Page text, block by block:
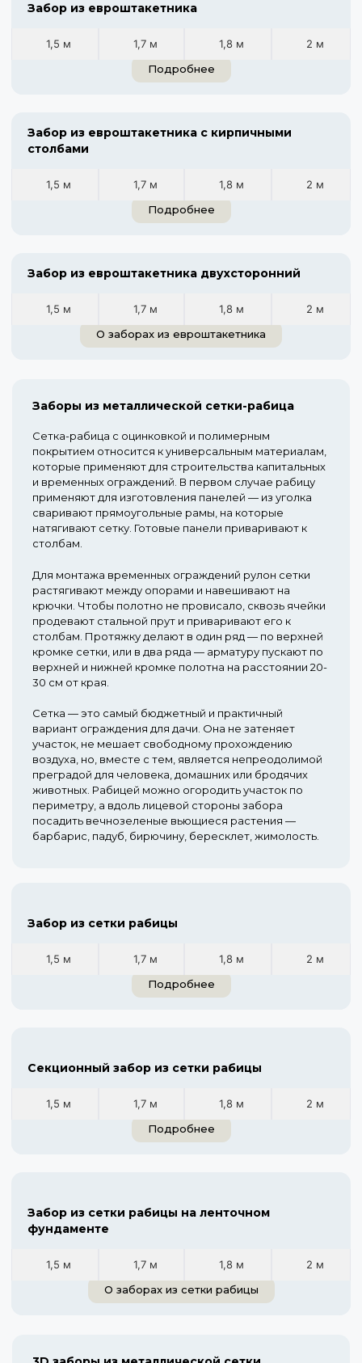
Забор из евроштакетника
1,5 м 1,7 м 1,8 м
2 м
Подробнее
Забор из евроштакетника с кирпичными
столбами
1,5 м 1,7 м 1,8 м
2 м
Подробнее
Забор из евроштакетника двухсторонний
1,5 м 1,7 м 1,8 м
2 м
О заборах из евроштакетника
Заборы из металлической сетки-рабица
Сетка-рабица с оцинковкой и полимерным
покрытием относится к универсальным материалам,
которые применяют для строительства капитальных
и временных ограждений. В первом случае рабицу
применяют для изготовления панелей — из уголка
сваривают прямоугольные рамы, на которые
натягивают сетку. Готовые панели приваривают к
столбам.
Для монтажа временных ограждений рулон сетки
растягивают между опорами и навешивают на
крючки. Чтобы полотно не провисало, сквозь ячейки
продевают стальной прут и приваривают его к
столбам. Протяжку делают в один ряд — по верхней
кромке сетки, или в два ряда — арматуру пускают по
верхней и нижней кромке полотна на расстоянии 20-
30 см от края.
Сетка — это самый бюджетный и практичный
вариант ограждения для дачи. Она не затеняет
участок, не мешает свободному прохождению
воздуха, но, вместе с тем, является непреодолимой
преградой для человека, домашних или бродячих
животных. Рабицей можно огородить участок по
периметру, а вдоль лицевой стороны забора
посадить вечнозеленые вьющиеся растения —
барбарис, падуб, бирючину, бересклет, жимолость.
Забор из сетки рабицы
1,5 м 1,7 м 1,8 м
2 м
Подробнее
Секционный забор из сетки рабицы
1,5 м 1,7 м 1,8 м
2 м
Подробнее
Забор из сетки рабицы на ленточном
фундаменте
1,5 м 1,7 м 1,8 м
2 м
О заборах из сетки рабицы